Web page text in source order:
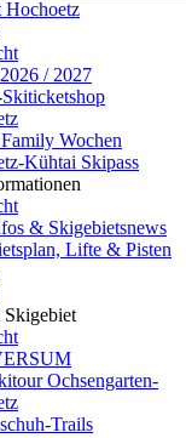
Hochoetz
/ 2027
Wochen
Kühtai Skipass
& Skigebietsnews
Lifte & Pisten
Ochsengarten-
Trails